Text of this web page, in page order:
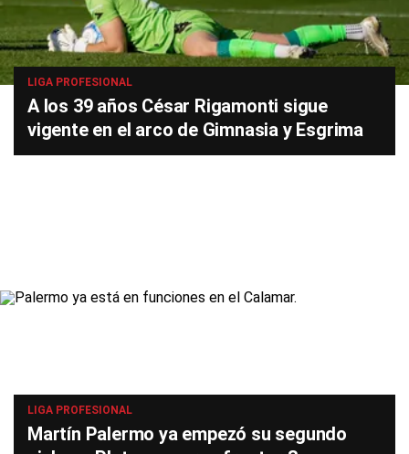
LIGA PROFESIONAL
A los 39 años César Rigamonti sigue
vigente en el arco de Gimnasia y Esgrima
LIGA PROFESIONAL
Martín Palermo ya empezó su segundo